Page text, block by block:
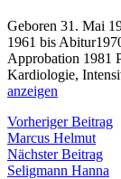
Geboren 31. Mai
1961 bis
Approbation 1981
Kardiologie,
anzeigen
Vorheriger Beitrag
Marcus Helmut
Nächster Beitrag
Seligmann Hanna